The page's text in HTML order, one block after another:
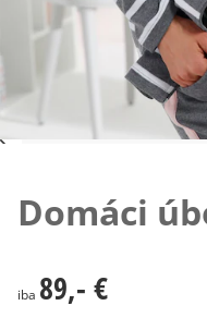
Klepnutím obrázok
Domáci
89,- €
iba 89,- €